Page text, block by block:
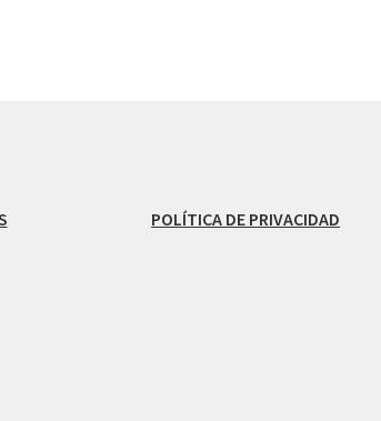
POLÍTICA DE PRIVACIDAD